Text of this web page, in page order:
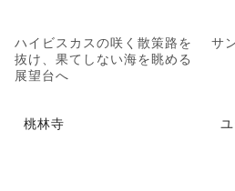
ハイビスカスの咲く散策路を
抜け、果てしない海を眺める
展望台へ
サ
桃林寺